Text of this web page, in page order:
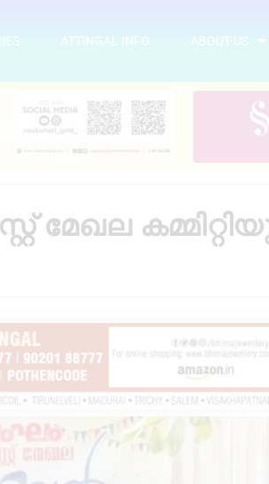
ATTINGAL INFO ABOUT US
മേഖല